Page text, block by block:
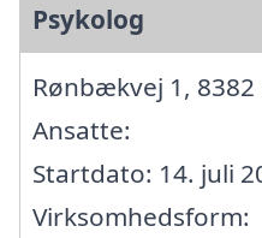
Psykolog
Rønbækvej 1,
Ansatte:
Startdato: 14. juli
Virksomhedsform: